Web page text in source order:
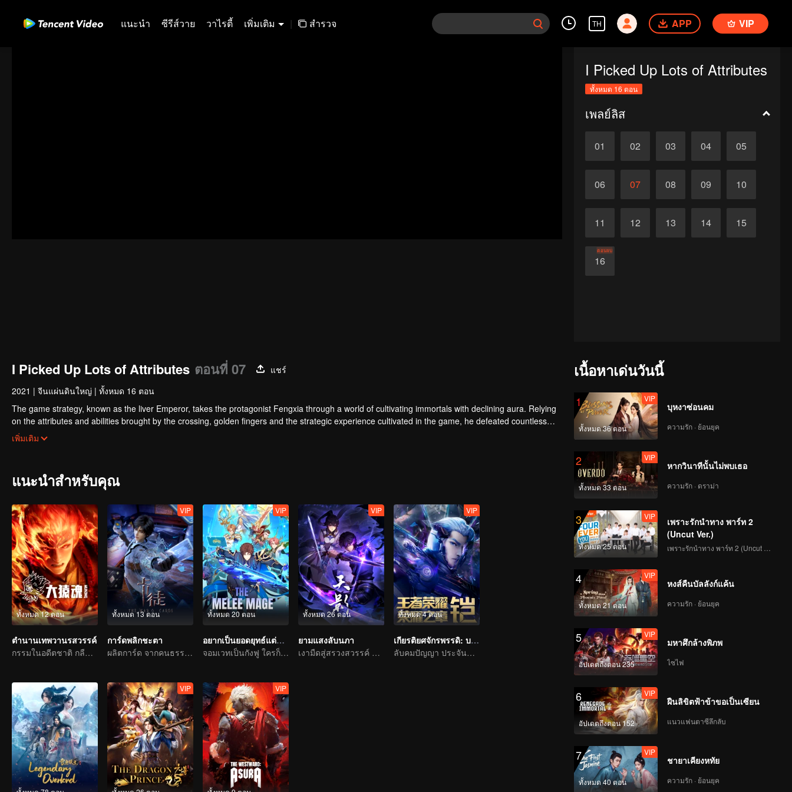
แนะนำ ซีรีส์วาย วาไรตี้ เพิ่มเติม | สำรวจ TH APP VIP
I Picked Up Lots of Attributes
ทั้งหมด 16 ตอน
เพลย์ลิส
01 02 03 04 05
06 07 08 09 10
11 12 13 14 15
16
ตอนจบ
I Picked Up Lots of Attributes ตอนที่ 07
แชร์
2021 | จีนแผ่นดินใหญ่ | ทั้งหมด 16 ตอน
The game strategy, known as the liver Emperor, takes the protagonist Fengxia through a world of cultivating immortals with declining aura. Relying
on the attributes and abilities brought by the crossing, golden fingers and the strategic experience cultivated in the game, he defeated countless
powerful enemies along the way and gained countless skills. He first solved the internal and external troubles of Qianqiu Valley and defeated the
เพิ่มเติม
แนะนำสำหรับคุณ
ทั้งหมด 12 ตอน
ตำนานเทพวานรสวรรค์
กรรมในอดีตชาติ กลืนสวรรค์ให้แหลกสลาย
ทั้งหมด 13 ตอน
VIP
การ์ดพลิกชะตา
ผลิตการ์ด จากคนธรรมดาสู่วีรบุรุษ
ทั้งหมด 20 ตอน
VIP
อยากเป็นยอดยุทธ์แต่ดันเป็นจอมเวทแทน
จอมเวทเป็นกังฟู ใครก็ต้านไม่อยู่
ทั้งหมด 26 ตอน
VIP
ยามแสงลับนภา
เงามืดสู่สรวงสวรรค์ แผดเผาวิญญาณพิทักษ์ความดี
ทั้งหมด 4 ตอน
VIP
เกียรติยศจักรพรรดิ: บทแห่งเกียรติยศ ภาคสวรรค์ลิขิต
ลับคมปัญญา ประจันชะตา
VIP VIP
เนื้อหาเด่นวันนี้
1
ทั้งหมด 36 ตอน
VIP
บุหงาซ่อนคม
ความรัก · ย้อนยุค
2
ทั้งหมด 33 ตอน
VIP
หากวินาทีนั้นไม่พบเธอ
ความรัก · ดราม่า
3
ทั้งหมด 25 ตอน
VIP
เพราะรักนำทาง พาร์ท 2
(Uncut Ver.)
4
ทั้งหมด 21 ตอน
VIP
หงส์คืนบัลลังก์แค้น
ความรัก · ย้อนยุค
5
อัปเดตถึงตอน 235
VIP
มหาศึกล้างพิภพ
ไซไฟ
6
อัปเดตถึงตอน 152
VIP
ฝืนลิขิตฟ้าข้าขอเป็นเซียน
แนวแฟนตาซีลึกลับ
7
ทั้งหมด 40 ตอน
VIP
ชายาเคียงหทัย
ความรัก · ย้อนยุค